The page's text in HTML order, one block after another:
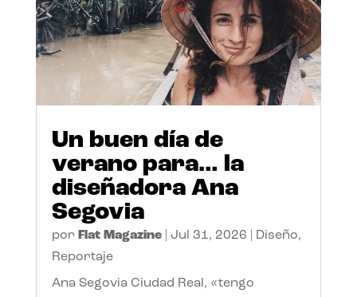
Un buen día de
verano para… la
diseñadora Ana
Segovia
por Flat Magazine| Jul 31, 2026 Diseño,
Reportaje
Ana Segovia Ciudad Real, «tengo